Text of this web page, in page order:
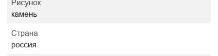
Рисунок
камень
Страна
россия